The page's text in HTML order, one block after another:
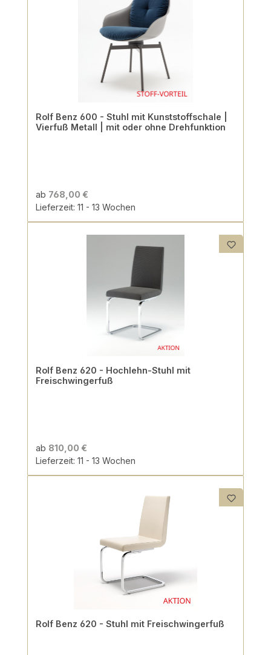
Rolf Benz 600 - Stuhl mit Kunststoffschale |
Vierfuß Metall | mit oder ohne Drehfunktion
ab 768,00 €
Lieferzeit: 11 - 13 Wochen
Rolf Benz 620 - Hochlehn-Stuhl mit
Freischwingerfuß
ab 810,00 €
Lieferzeit: 11 - 13 Wochen
Rolf Benz 620 - Stuhl mit Freischwingerfuß